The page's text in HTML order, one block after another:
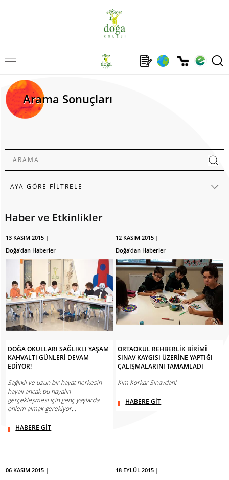
Arama Sonuçları
Haber ve Etkinlikler
13 KASIM 2015 |
Doğa'dan Haberler
DOĞA OKULLARI SAĞLIKLI YAŞAM
KAHVALTI GÜNLERİ DEVAM
EDİYOR!
Sağlıklı ve uzun bir hayat herkesin
hayali ancak bu hayalin
gerçekleşmesi için genç yaşlarda
önlem almak gerekiyor…
HABERE GİT
12 KASIM 2015 |
Doğa'dan Haberler
ORTAOKUL REHBERLİK BİRİMİ
SINAV KAYGISI ÜZERİNE YAPTIĞI
ÇALIŞMALARINI TAMAMLADI
Kim Korkar Sınavdan!
HABERE GİT
06 KASIM 2015 |
18 EYLÜL 2015 |